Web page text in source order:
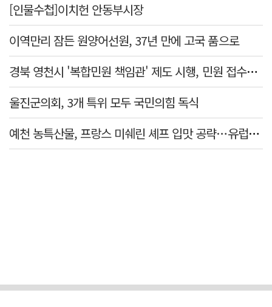
[인물수첩]이치헌 안동부시장
이역만리 잠든 원양어선원, 37년 만에 고국 품으로
경북 영천시 '복합민원 책임관' 제도 시행, 민원 접수부터 처리까지 관리·안내
울진군의회, 3개 특위 모두 국민의힘 독식
예천 농특산물, 프랑스 미쉐린 셰프 입맛 공략…유럽시장 진출 모색